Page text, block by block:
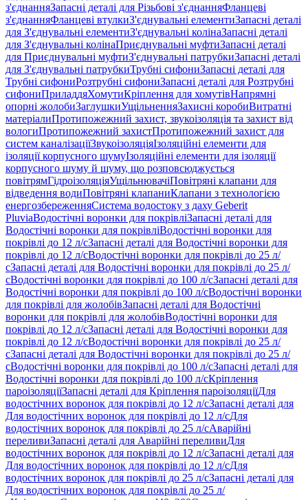
з'єднанняЗапасні деталі для Різьбові з'єднанняФланцеві
з'єднанняФланцеві втулкиЗ'єднувальні елементиЗапасні деталі
для З'єднувальні елементиЗ'єднувальні колінаЗапасні деталі
для З'єднувальні колінаПриєднувальні муфтиЗапасні деталі
для Приєднувальні муфтиЗ'єднувальні патрубкиЗапасні деталі
для З'єднувальні патрубкиТрубні сифониЗапасні деталі для
Трубні сифониРозтрубні сифониЗапасні деталі для Розтрубні
сифониПриладдяХомутиКріплення для хомутівНапрямні
опорні жолобиЗаглушкиУщільненняЗахисні коробиВитратні
матеріалиПротипожежний захист, звукоізоляція та захист від
вологиПротипожежний захистПротипожежний захист для
систем каналізаціїЗвукоізоляціяІзоляційні елементи для
ізоляції корпусного шумуІзоляційні елементи для ізоляції
корпусного шуму й шуму, що розповсюджується
повітрямГідроізоляціяУщільнювачіПовітряні клапани для
відведення водиПовітряні клапаниКлапани з технологією
енергозбереженняСистема водостоку з даху Geberit
PluviaВодостічні воронки для покрівліЗапасні деталі для
Водостічні воронки для покрівліВодостічні воронки для
покрівлі до 12 л/сЗапасні деталі для Водостічні воронки для
покрівлі до 12 л/сВодостічні воронки для покрівлі до 25 л/
сЗапасні деталі для Водостічні воронки для покрівлі до 25 л/
сВодостічні воронки для покрівлі до 100 л/сЗапасні деталі для
Водостічні воронки для покрівлі до 100 л/сВодостічні воронки
для покрівлі для жолобівЗапасні деталі для Водостічні
воронки для покрівлі для жолобівВодостічні воронки для
покрівлі до 12 л/сЗапасні деталі для Водостічні воронки для
покрівлі до 12 л/сВодостічні воронки для покрівлі до 25 л/
сЗапасні деталі для Водостічні воронки для покрівлі до 25 л/
сВодостічні воронки для покрівлі до 100 л/сЗапасні деталі для
Водостічні воронки для покрівлі до 100 л/сКріплення
пароізоляціїЗапасні деталі для Кріплення пароізоляціїДля
водостічних воронок для покрівлі до 12 л/сЗапасні деталі для
Для водостічних воронок для покрівлі до 12 л/сДля
водостічних воронок для покрівлі до 25 л/сАварійні
переливиЗапасні деталі для Аварійні переливиДля
водостічних воронок для покрівлі до 12 л/сЗапасні деталі для
Для водостічних воронок для покрівлі до 12 л/сДля
водостічних воронок для покрівлі до 25 л/сЗапасні деталі для
Для водостічних воронок для покрівлі до 25 л/